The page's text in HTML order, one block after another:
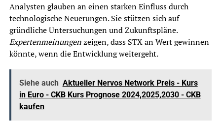
Analysten glauben an einen starken Einfluss durch
technologische Neuerungen. Sie stützen sich auf
gründliche Untersuchungen und Zukunftspläne.
Expertenmeinungenzeigen, dass STX an Wert gewinnen
könnte, wenn die Entwicklung weitergeht.
Siehe auch Aktueller Nervos Network Preis - Kurs
in Euro - CKB Kurs Prognose 2024,2025,2030 - CKB
kaufen